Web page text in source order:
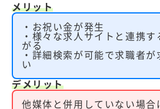
メリット
・お祝い金が発生
・様々な求人サイトと連携す
がる
・詳細検索が可能で求職者
い
デメリット
他媒体と併用していない場合